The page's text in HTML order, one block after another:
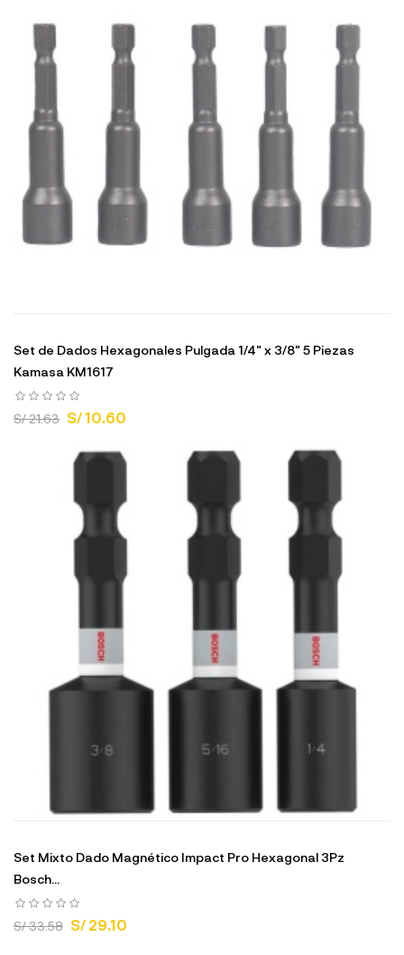
Set de Dados Hexagonales Pulgada 1/4" x 3/8" 5 Piezas
Kamasa KM1617
S/ 21.63 S/ 10.60
Set Mixto Dado Magnético Impact Pro Hexagonal 3Pz
Bosch...
S/ 33.58 S/ 29.10